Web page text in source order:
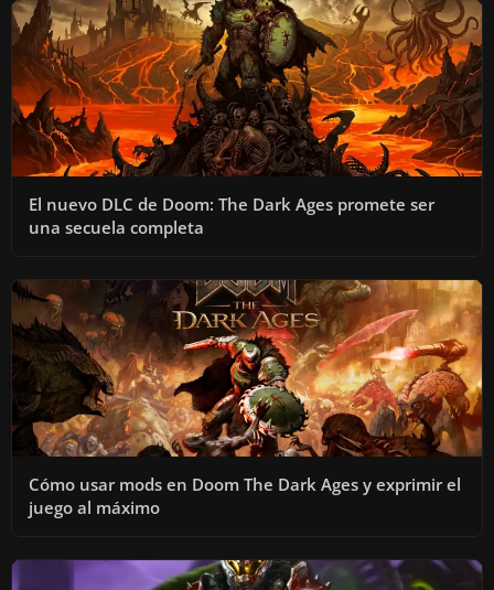
El nuevo DLC de Doom: The Dark Ages promete ser
una secuela completa
Cómo usar mods en Doom The Dark Ages y exprimir el
juego al máximo